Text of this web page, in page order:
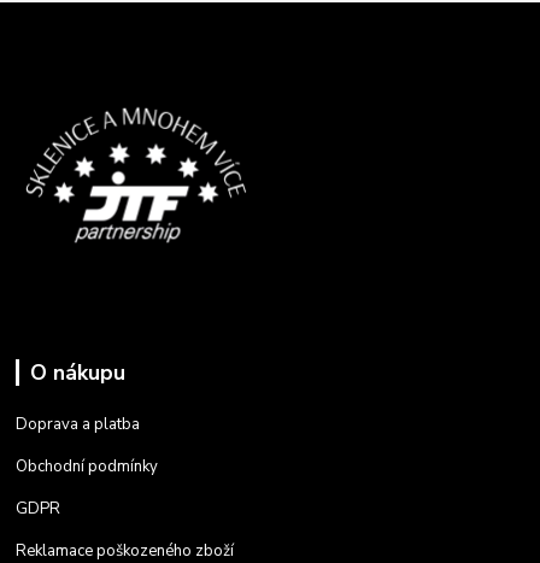
O nákupu
Doprava a platba
Obchodní podmínky
GDPR
Reklamace poškozeného zboží